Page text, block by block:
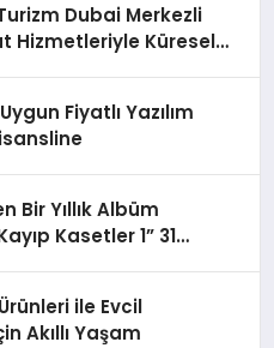
Dubai Merkezli
Hizmetleriyle Küresel
Fiyatlı Yazılım
Bir Yıllık Albüm
Kasetler 1” 31
ile Evcil
Akıllı Yaşam